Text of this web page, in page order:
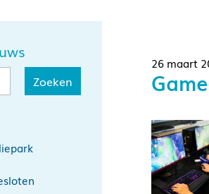
26 maart